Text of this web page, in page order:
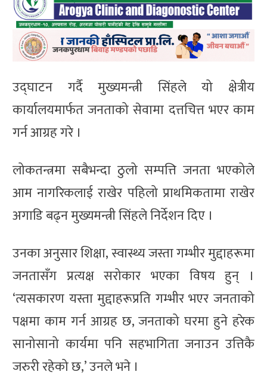
उद्घाटन गर्दै मुख्यमन्त्री सिंहले यो क्षेत्रीय
कार्यालयमार्फत जनताको सेवामा दत्तचित्त भएर काम
गर्न आग्रह गरे ।
लोकतन्त्रमा सबैभन्दा ठुलो सम्पत्ति जनता भएकोले
आम नागरिकलाई राखेर पहिलो प्राथमिकतामा राखेर
अगाडि बढ्न मुख्यमन्त्री सिंहले निर्देशन दिए ।
उनका अनुसार शिक्षा, स्वास्थ्य जस्ता गम्भीर मुद्दाहरूमा
जनतासँग प्रत्यक्ष सरोकार भएका विषय हुन् ।
‘त्यसकारण यस्ता मुद्दाहरूप्रति गम्भीर भएर जनताको
पक्षमा काम गर्न आग्रह छ, जनताको घरमा हुने हरेक
सानोसानो कार्यमा पनि सहभागिता जनाउन उत्तिकै
जरुरी रहेको छ,’ उनले भने ।